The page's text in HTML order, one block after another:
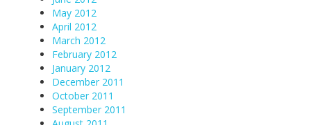
May 2012
April 2012
March 2012
February 2012
January 2012
December 2011
October 2011
September 2011